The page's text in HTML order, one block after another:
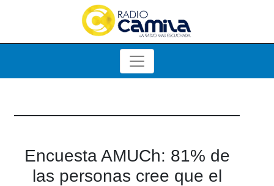
Encuesta AMUCh: 81% de
las personas cree que el